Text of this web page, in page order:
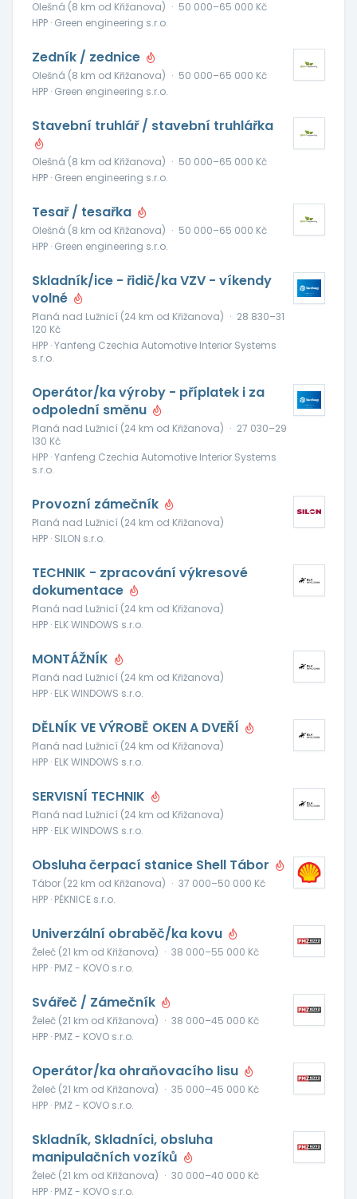
Olešná (8 km od Křižanova) · 50 000–65 000 Kč
HPP · Green engineering s.r.o.
Zedník / zednice
Olešná (8 km od Křižanova) · 50 000–65 000 Kč
HPP · Green engineering s.r.o.
Stavební truhlář / stavební truhlářka
Olešná (8 km od Křižanova) · 50 000–65 000 Kč
HPP · Green engineering s.r.o.
Tesař / tesařka
Olešná (8 km od Křižanova) · 50 000–65 000 Kč
HPP · Green engineering s.r.o.
Skladník/ice - řidič/ka VZV - víkendy
volné
Planá nad Lužnicí (24 km od Křižanova) · 28 830–31
120 Kč
HPP · Yanfeng Czechia Automotive Interior Systems
s.r.o.
Operátor/ka výroby - příplatek i za
odpolední směnu
Planá nad Lužnicí (24 km od Křižanova) · 27 030–29
130 Kč
HPP · Yanfeng Czechia Automotive Interior Systems
s.r.o.
Provozní zámečník
Planá nad Lužnicí (24 km od Křižanova)
HPP · SILON s.r.o.
TECHNIK - zpracování výkresové
dokumentace
Planá nad Lužnicí (24 km od Křižanova)
HPP · ELK WINDOWS s.r.o.
MONTÁŽNÍK
Planá nad Lužnicí (24 km od Křižanova)
HPP · ELK WINDOWS s.r.o.
DĚLNÍK VE VÝROBĚ OKEN A DVEŘÍ
Planá nad Lužnicí (24 km od Křižanova)
HPP · ELK WINDOWS s.r.o.
SERVISNÍ TECHNIK
Planá nad Lužnicí (24 km od Křižanova)
HPP · ELK WINDOWS s.r.o.
Obsluha čerpací stanice Shell Tábor
Tábor (22 km od Křižanova) · 37 000–50 000 Kč
HPP · PĚKNICE s.r.o.
Univerzální obraběč/ka kovu
Želeč (21 km od Křižanova) · 38 000–55 000 Kč
HPP · PMZ - KOVO s.r.o.
Svářeč / Zámečník
Želeč (21 km od Křižanova) · 38 000–45 000 Kč
HPP · PMZ - KOVO s.r.o.
Operátor/ka ohraňovacího lisu
Želeč (21 km od Křižanova) · 35 000–45 000 Kč
HPP · PMZ - KOVO s.r.o.
Skladník, Skladníci, obsluha
manipulačních vozíků
Želeč (21 km od Křižanova) · 30 000–40 000 Kč
HPP · PMZ - KOVO s.r.o.